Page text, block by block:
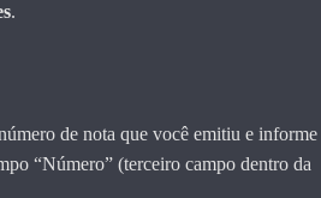
.
de nota que você emitiu e informe
“Número” (terceiro campo dentro da